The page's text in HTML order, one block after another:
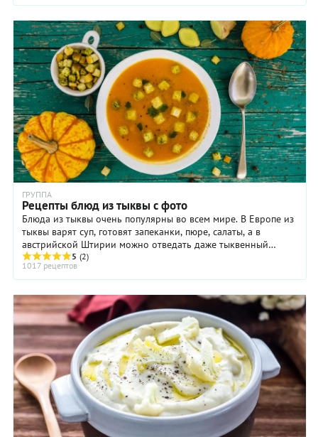
ГРУППА
Рецепты блюд из тыквы с фото
Блюда из тыквы очень популярны во всем мире. В Европе из
тыквы варят суп, готовят запеканки, пюре, салаты, а в
австрийской Штирии можно отведать даже тыквенный
шнапс и тыквенный кофе. В Армении тыкву ...
5 (2)
1017 рецептов